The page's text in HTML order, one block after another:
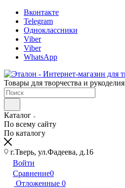
Вконтакте
Telegram
Одноклассники
Viber
Viber
WhatsApp
Товары для творчества и рукоделия
Каталог
По всему сайту
По каталогу
г.Тверь, ул.Фадеева, д.16
Войти
Сравнение0
Отложенные 0